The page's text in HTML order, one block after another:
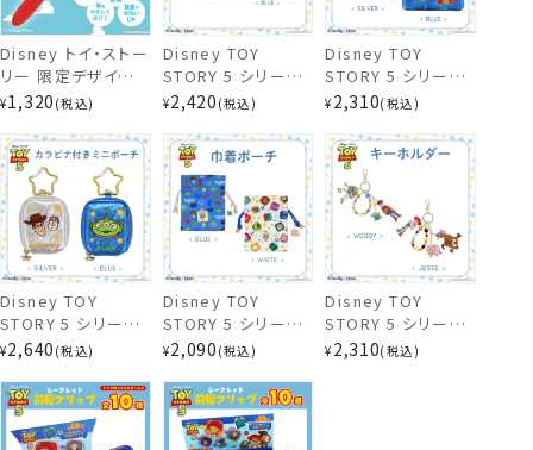
スクエアポーチ
Disney トイ・ストー
リー 限定デザイン
スプリングフィットブ
shobido ヘアブラ
シ TOY STORY
¥1,320 税込
Disney TOY
STORY 5 シリーズ
ティッシュポーチ ＜
トイ・ストーリー デ
ィズニー 粧美堂
shobido
¥2,420 税込
Disney TOY
STORY 5 シリーズ
スクエアポーチ ＜
トイ・ストーリー デ
ィズニー 粧美堂
shobido
¥ 2,310 税込
Disney TOY
STORY 5 シリーズ
カラビナ付きミニポ
BLUE ＞ トイ・スト
ーリー ディズニー
粧美堂 shobido
¥2,640 税込
Disney TOY
STORY 5 シリーズ
巾着ポーチ ＜
トイ・ストーリー デ
ィズニー 粧美堂
shobido
¥2,090 税込
Disney TOY
STORY 5 シリーズ
キーホルダー ＜
¥ 2,310 税込